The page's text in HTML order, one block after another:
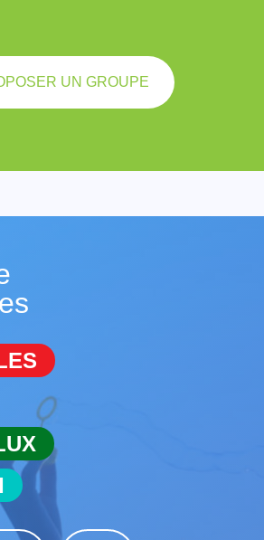
UN GROUPE